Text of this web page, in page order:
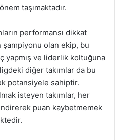
taşımaktadır.
performansı dikkat
olan ekip, bu
yapmış ve liderlik koltuğuna
diğer takımlar da bu
potansiyele sahiptir.
isteyen takımlar, her
puan kaybetmemek